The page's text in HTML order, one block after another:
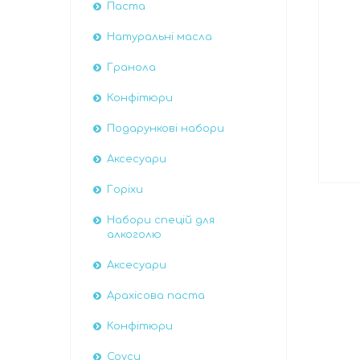
Паста
Натуральні масла
Гранола
Конфітюри
Подарункові набори
Аксесуари
Горіхи
Набори спецій для
алкоголю
Аксесуари
Арахісова паста
Конфітюри
Соуси